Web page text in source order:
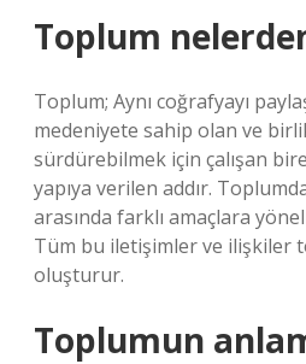
Toplum
Toplum; Aynı coğrafyayı
medeniyete sahip olan ve
sürdürebilmek için çalışan
yapıya verilen addır.
arasında farklı amaçlara
Tüm bu iletişimler ve ilişkiler
oluşturur.
Toplumun